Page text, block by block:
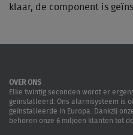
klaar, de component is
OVER ONS
Elke twintig seconden wordt er
geïnstalleerd. Ons alarmsysteem is
geïnstalleerde in Europa. Dankzij
behoren onze 6 miljoen klanten tot